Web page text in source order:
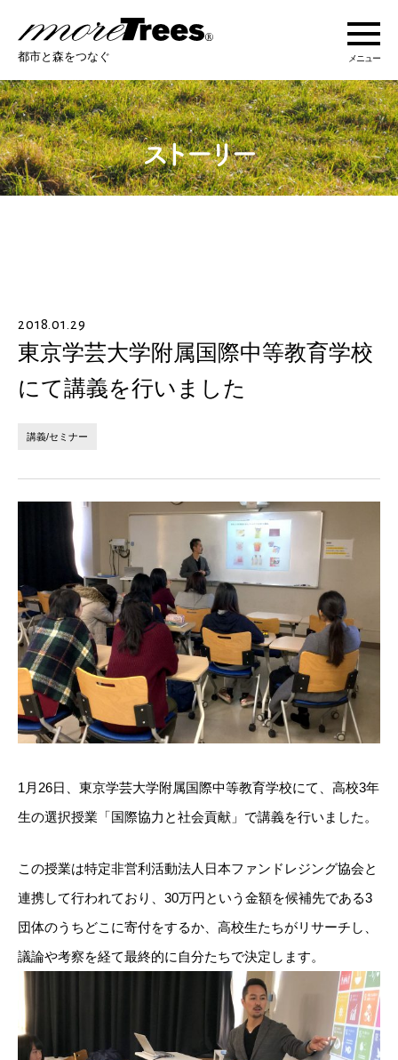
more trees
都市と森をつなぐ メニュー
more treesについて
活動紹介
あなたにできること
お問い合わせ
JP EN
2018.01.29
東京学芸大学附属国際中等教育学校
にて講義を行いました
講義/セミナー
1月26日、東京学芸大学附属国際中等教育学校にて、高校3年
生の選択授業「国際協力と社会貢献」で講義を行いました。
この授業は特定非営利活動法人日本ファンドレジング協会と
連携して行われており、30万円という金額を候補先である3
団体のうちどこに寄付をするか、高校生たちがリサーチし、
議論や考察を経て最終的に自分たちで決定します。